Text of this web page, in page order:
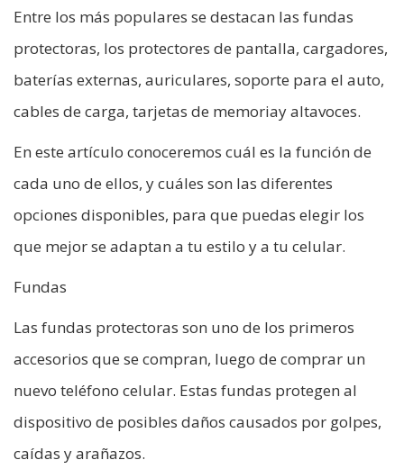
Entre los más populares se destacan las fundas
protectoras, los protectores de pantalla, cargadores,
baterías externas, auriculares, soporte para el auto,
cables de carga, tarjetas de memoriay altavoces.
En este artículo conoceremos cuál es la función de
cada uno de ellos, y cuáles son las diferentes
opciones disponibles, para que puedas elegir los
que mejor se adaptan a tu estilo y a tu celular.
Fundas
Las fundas protectoras son uno de los primeros
accesorios que se compran, luego de comprar un
nuevo teléfono celular. Estas fundas protegen al
dispositivo de posibles daños causados por golpes,
caídas y arañazos.